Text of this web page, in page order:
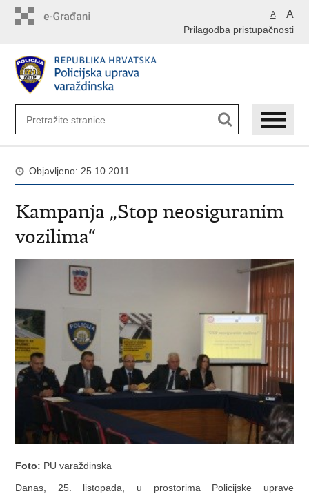
A A
Prilagodba pristupačnosti
Objavljeno: 25.10.2011.
Kampanja „Stop neosiguranim
vozilima“
Foto: PU varaždinska
Danas, 25. listopada, u prostorima Policijske uprave